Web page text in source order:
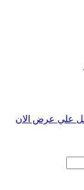
علي عرض الان